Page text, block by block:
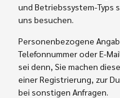
und Betriebssystem-Typs
uns besuchen.
Personenbezogene
Telefonnummer oder E-
sei denn, Sie machen
einer Registrierung, zur
bei sonstigen Anfragen.